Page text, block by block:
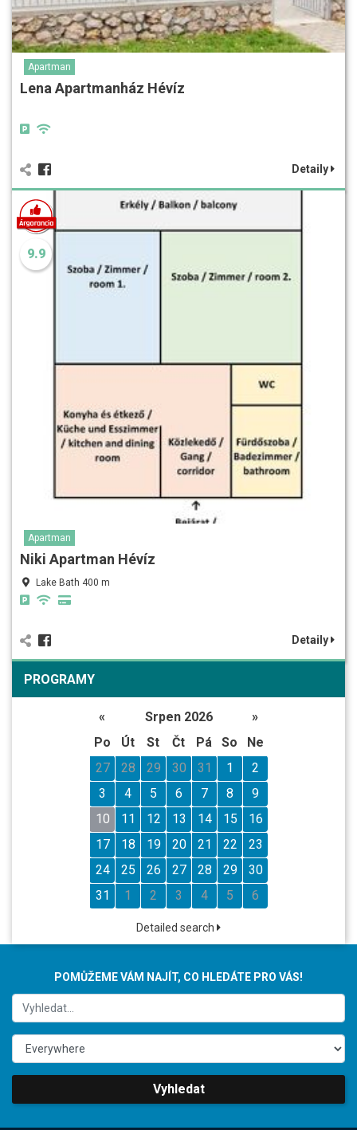
Apartman
Lena Apartmanház Hévíz
Detaily
9.9
Apartman
Niki Apartman Hévíz
Lake Bath 400 m
Detaily
PROGRAMY
« Srpen 2026
»
Po
Út St Čt Pá So
Ne
27
28 29 30 31 1
2
3
4 5 6 7 8
9
10
11 12 13 14 15
16
17
18 19 20 21 22
23
24
25 26 27 28 29
30
31
1 2 3 4 5 6
Detailed search
POMŮŽEME VÁM NAJÍT, CO HLEDÁTE PRO VÁS!
Vyhledat